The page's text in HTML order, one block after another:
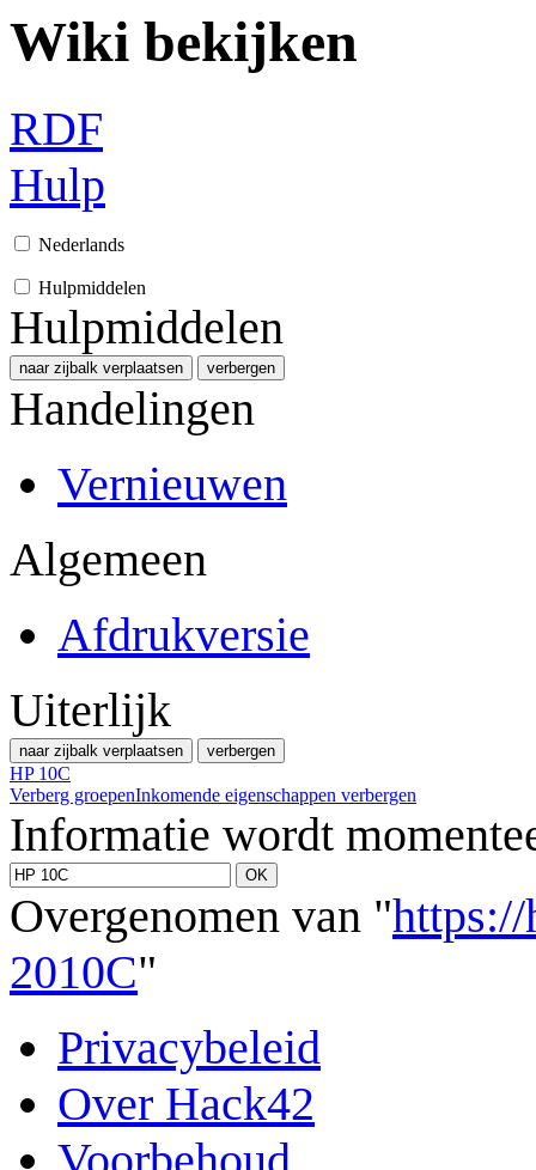
Wiki bekijken
RDF
Hulp
Nederlands
Hulpmiddelen
Hulpmiddelen
naar zijbalk verplaatsen verbergen
Handelingen
Vernieuwen
Algemeen
Afdrukversie
Uiterlijk
naar zijbalk verplaatsen verbergen
HP 10C
Verberg groepenInkomende eigenschappen verbergen
Informatie wordt
Overgenomen van "
2010C"
Privacybeleid
Over Hack42